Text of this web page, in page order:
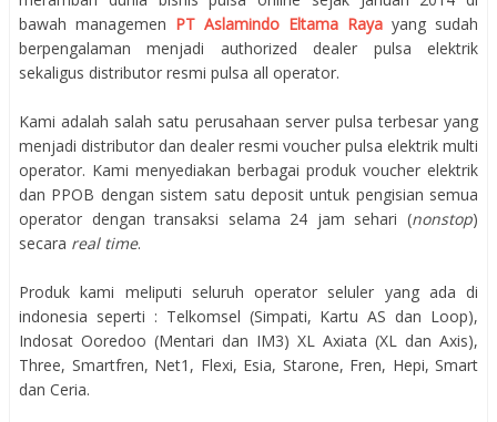
bawah managemen PT Aslamindo Eltama Raya yang sudah
berpengalaman menjadi authorized dealer pulsa elektrik
sekaligus distributor resmi pulsa all operator.
Kami adalah salah satu perusahaan server pulsa terbesar yang
menjadi distributor dan dealer resmi voucher pulsa elektrik multi
operator. Kami menyediakan berbagai produk voucher elektrik
dan PPOB dengan sistem satu deposit untuk pengisian semua
operator dengan transaksi selama 24 jam sehari (nonstop)
secara real time.
Produk kami meliputi seluruh operator seluler yang ada di
indonesia seperti : Telkomsel (Simpati, Kartu AS dan Loop),
Indosat Ooredoo (Mentari dan IM3) XL Axiata (XL dan Axis),
Three, Smartfren, Net1, Flexi, Esia, Starone, Fren, Hepi, Smart
dan Ceria.